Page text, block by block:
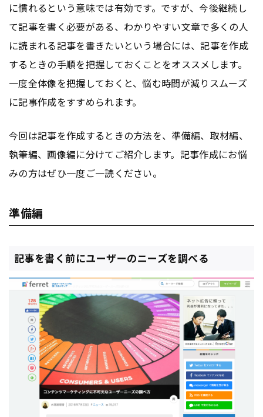
に慣れるという意味では有効です。ですが、今後継続し
て記事を書く必要がある、わかりやすい文章で多くの人
に読まれる記事を書きたいという場合には、記事を作成
するときの手順を把握しておくことをオススメします。
一度全体像を把握しておくと、悩む時間が減りスムーズ
に記事作成をすすめられます。
今回は記事を作成するときの方法を、準備編、取材編、
執筆編、画像編に分けてご紹介します。記事作成にお悩
みの方はぜひ一度ご一読ください。
準備編
記事を書く前にユーザーのニーズを調べる